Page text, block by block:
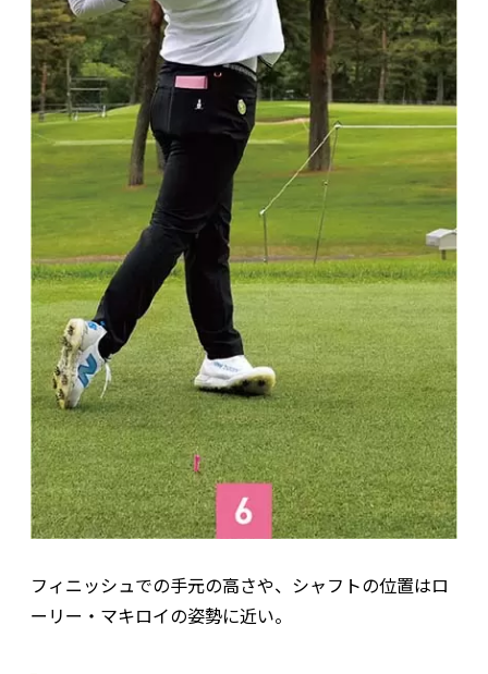
フィニッシュでの手元の高さや、シャフトの位置はロ
ーリー・マキロイの姿勢に近い。